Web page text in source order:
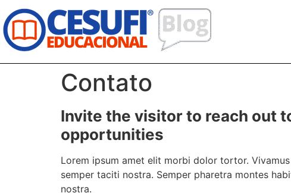
Contato
Invite the visitor to reach out
opportunities
Lorem ipsum amet elit morbi dolor tortor.
semper taciti nostra. Semper pharetra montes
nostra.